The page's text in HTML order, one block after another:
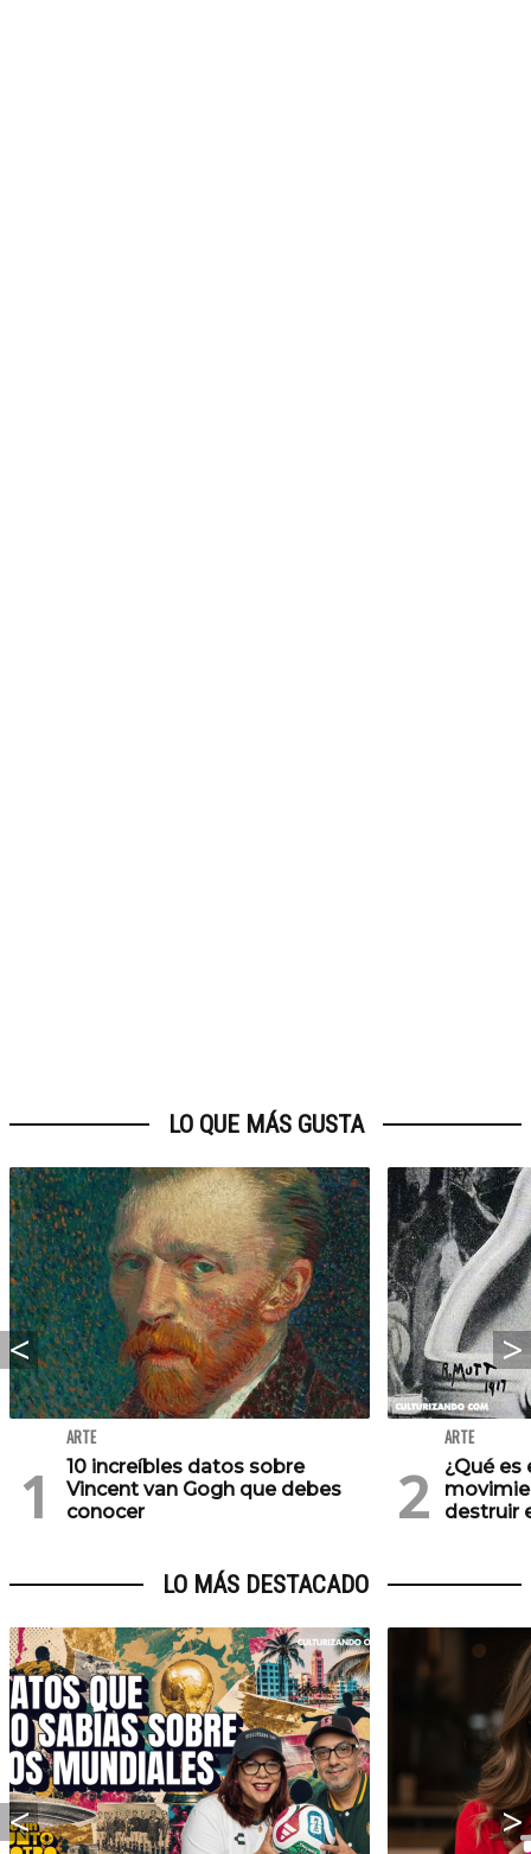
LO QUE MÁS GUSTA
ARTE
10 increíbles datos sobre
Vincent van Gogh que debes
conocer
ARTE
¿Qué es
destruir
LO MÁS DESTACADO